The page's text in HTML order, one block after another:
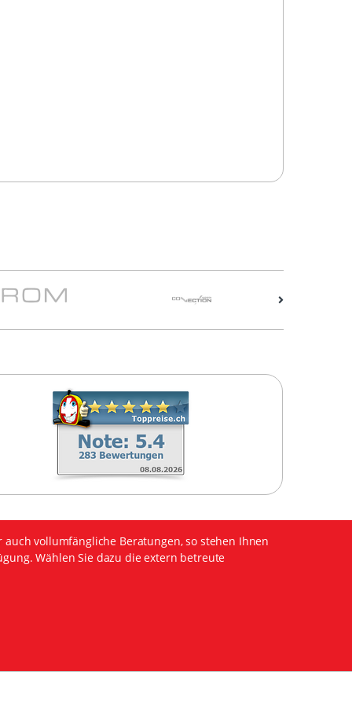
vollumfängliche Beratungen, so stehen Ihnen
Wählen Sie dazu die extern betreute